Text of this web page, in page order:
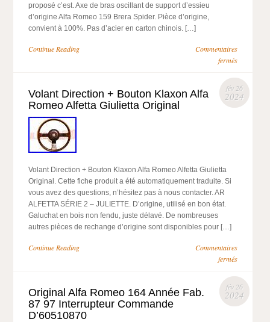
proposé c’est. Axe de bras oscillant de support d’essieu
d’origine Alfa Romeo 159 Brera Spider. Pièce d’origine,
convient à 100%. Pas d’acier en carton chinois. […]
Continue Reading
Commentaires
fermés
fév 26
2024
Volant Direction + Bouton Klaxon Alfa
Romeo Alfetta Giulietta Original
Volant Direction + Bouton Klaxon Alfa Romeo Alfetta Giulietta
Original. Cette fiche produit a été automatiquement traduite. Si
vous avez des questions, n’hésitez pas à nous contacter. AR
ALFETTA SÉRIE 2 – JULIETTE. D’origine, utilisé en bon état.
Galuchat en bois non fendu, juste délavé. De nombreuses
autres pièces de rechange d’origine sont disponibles pour […]
Continue Reading
Commentaires
fermés
fév 26
2024
Original Alfa Romeo 164 Année Fab.
87 97 Interrupteur Commande
D’60510870